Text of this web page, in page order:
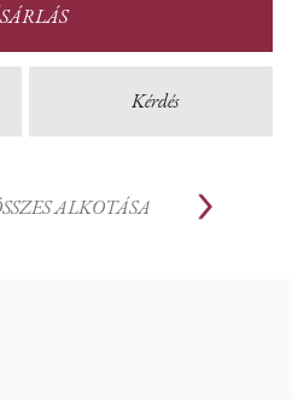
Kérdés
ALKOTÁSA